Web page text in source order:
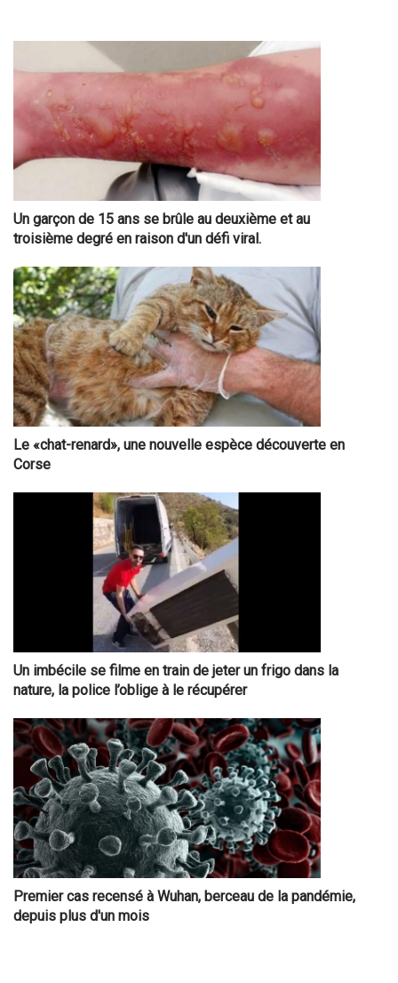
Un garçon de 15 ans se brûle au deuxième et au
troisième degré en raison d'un défi viral.
Le «chat-renard», une nouvelle espèce découverte en
Corse
Un imbécile se filme en train de jeter un frigo dans la
nature, la police l’oblige à le récupérer
Premier cas recensé à Wuhan, berceau de la pandémie,
depuis plus d'un mois